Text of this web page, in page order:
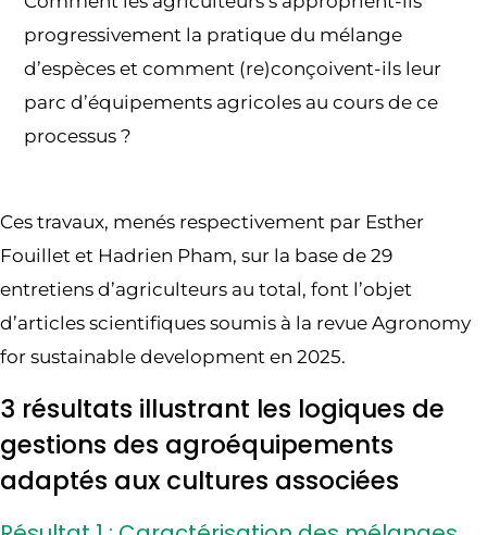
progressivement la pratique du mélange
d’espèces et comment (re)conçoivent-ils leur
parc d’équipements agricoles au cours de ce
processus ?
Ces travaux, menés respectivement par Esther
Fouillet et Hadrien Pham, sur la base de 29
entretiens d’agriculteurs au total, font l’objet
d’articles scientifiques soumis à la revue Agronomy
for sustainable development en 2025.
3 résultats illustrant les logiques de
gestions des agroéquipements
adaptés aux cultures associées